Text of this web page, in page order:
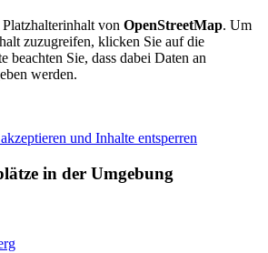
Platzhalterinhalt von OpenStreetMap. Um
zuzugreifen, klicken Sie auf die
beachten Sie, dass dabei Daten an
werden.
und Inhalte entsperren
in der Umgebung